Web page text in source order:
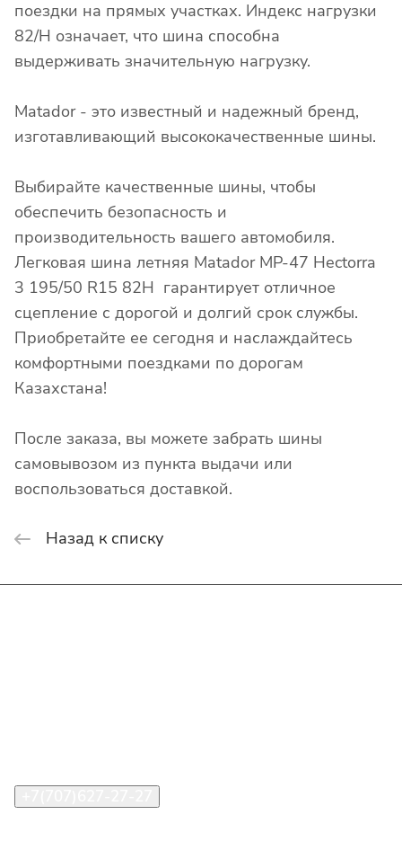
поездки на прямых участках. Индекс нагрузки
82/H означает, что шина способна
выдерживать значительную нагрузку.
Matador - это известный и надежный бренд,
изготавливающий высококачественные шины.
Выбирайте качественные шины, чтобы
обеспечить безопасность и
производительность вашего автомобиля.
Легковая шина летняя Matador MP-47 Hectorra
3 195/50 R15 82H гарантирует отличное
сцепление с дорогой и долгий срок службы.
Приобретайте ее сегодня и наслаждайтесь
комфортными поездками по дорогам
Казахстана!
После заказа, вы можете забрать шины
самовывозом из пункта выдачи или
воспользоваться доставкой.
Назад к списку